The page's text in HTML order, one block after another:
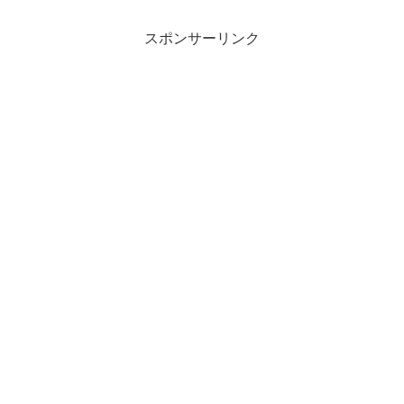
スポンサーリンク